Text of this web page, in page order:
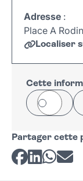
Adresse :
Place A
Localiser
+
−
Cette
Oui
Partager cette
Partager sur
Partager